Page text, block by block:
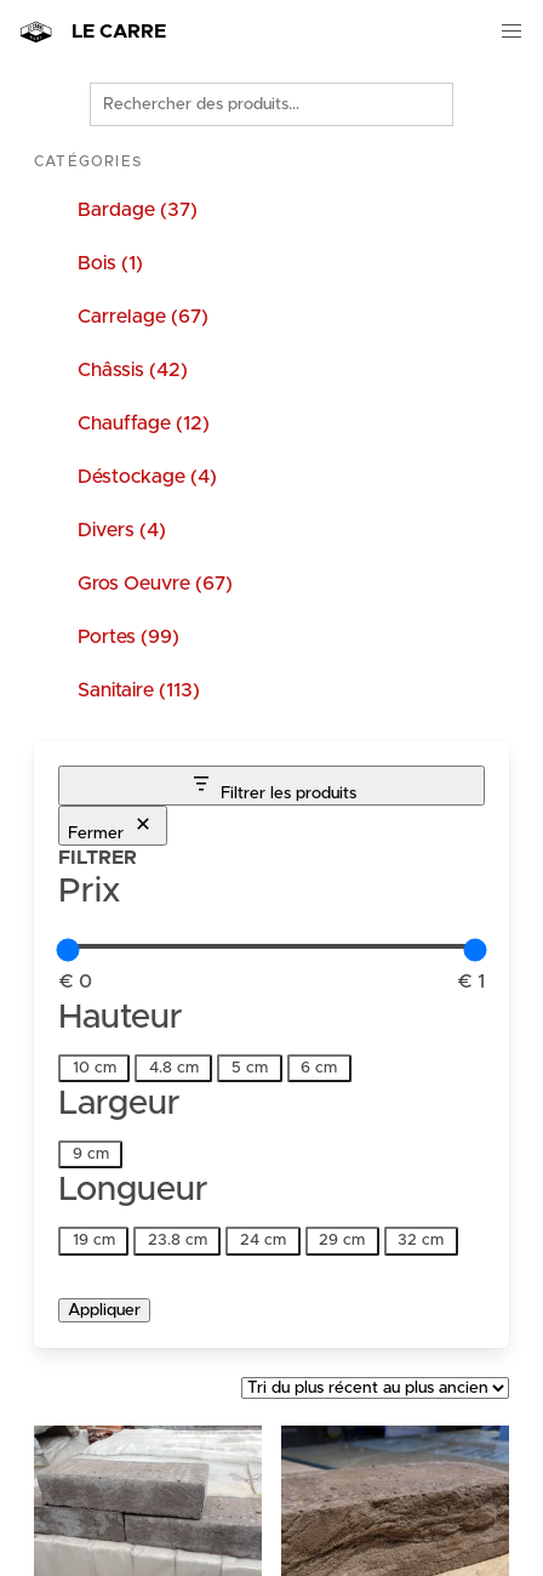
LE CARRE
Rechercher
des
produits
CATÉGORIES
Bardage (37)
Bois (1)
Carrelage (67)
Châssis (42)
Chauffage (12)
Déstockage (4)
Divers (4)
Gros Oeuvre (67)
Portes (99)
Sanitaire (113)
Filtrer les produits
Fermer
FILTRER
Prix
€ 0 € 1
Hauteur
Hauteur
10 cm 4.8 cm 5 cm 6 cm
Largeur
Largeur
9 cm
Longueur
Longueur
19 cm 23.8 cm 24 cm 29 cm 32 cm
Appliquer